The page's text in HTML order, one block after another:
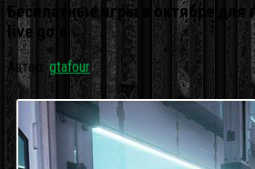
Бесплатные игры в октябре для
live gold
Автор:gtafour ·